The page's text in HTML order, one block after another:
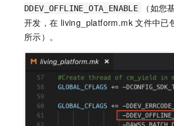
DDEV_OFFLINE_OTA_ENABLE
（如您
开发，在 living_platform.mk 文件中已
所示）。